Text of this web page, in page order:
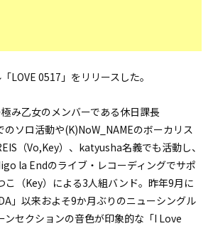
LOVE 0517」をリリースした。
み乙女のメンバーである休日課長
のソロ活動や(K)NoW_NAMEのボーカリス
（Vo,Key）、katyusha名義でも活動し、
la Endのライブ・レコーディングでサポ
こ（Key）による3人組バンド。昨年9月に
」以来およそ9か月ぶりのニューシングル
ンセクションの音色が印象的な「I Love